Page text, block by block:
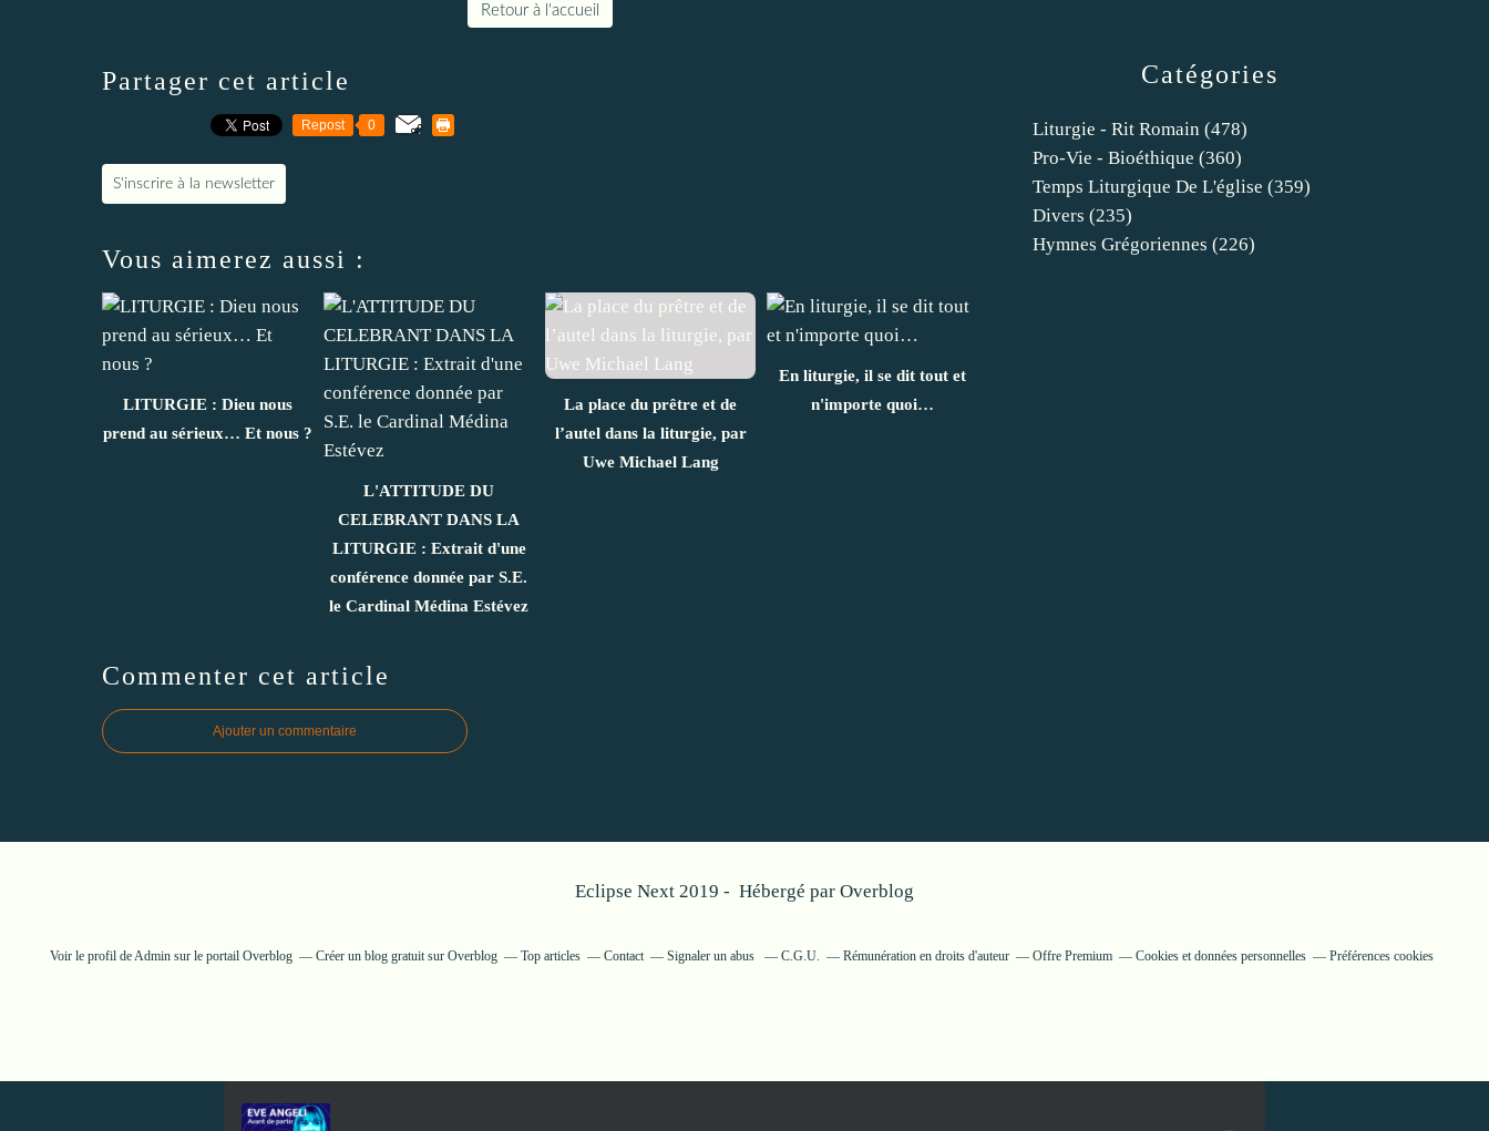
Retour à l'accueil
Partager cet article
Repost 0
S'inscrire à la newsletter
Vous aimerez aussi :
LITURGIE : Dieu nous
prend au sérieux… Et nous ?
L'ATTITUDE DU
CELEBRANT DANS LA
LITURGIE : Extrait d'une
conférence donnée par S.E.
le Cardinal Médina Estévez
La place du prêtre et de
l’autel dans la liturgie, par
Uwe Michael Lang
En liturgie, il se dit tout et
n'importe quoi…
Commenter cet article
Ajouter un commentaire
Catégories
Liturgie - Rit Romain (478)
Pro-Vie - Bioéthique (360)
Temps Liturgique De L'église (359)
Divers (235)
Hymnes Grégoriennes (226)
Eclipse Next 2019 - Hébergé par Overblog
Voir le profil de Adminsur le portail Overblog Créer un blog gratuit sur Overblog Top articles Contact Signaler un abus C.G.U. Rémunération en droits d'auteur Offre Premium Cookies et données personnelles Préférences cookies